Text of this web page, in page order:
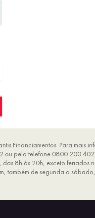
Financiamentos. Para mais
ou pelo telefone 0800 200
8h às 20h, exceto feriados
também de segunda a